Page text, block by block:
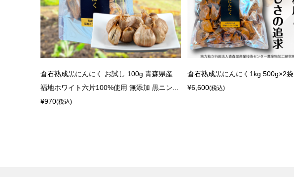
倉石熟成黒にんにく お試し 100g 青森県産
福地ホワイト六片100%使用 無添加 黒ニン...
¥970(税込)
倉石熟成黒にんにく1kg 500g×2袋
¥6,600(税込)